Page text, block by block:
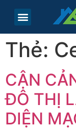
Thẻ:
CẬN
ĐÔ THỊ
DIỆN